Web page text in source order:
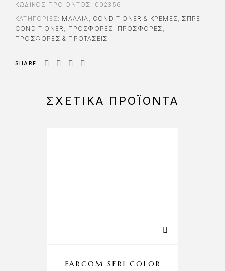
ΚΩΔΙΚΌΣ ΠΡΟΪΌΝΤΟΣ: 002356
ΚΑΤΗΓΟΡΊΕΣ: ΜΑΛΛΙΑ CONDITIONER & ΚΡΈΜΕΣ
ΣΠΡΈΙ
CONDITIONER
ΠΡΟΣΦΟΡΈΣ ΠΡΟΣΦΟΡΈΣ
ΠΡΟΣΦΟΡΕΣ & ΠΡΟΤΑΣΕΙΣ
SHARE
ΣΧΕΤΙΚΆ ΠΡΟΪΌΝΤΑ
FARCOM SERI COLOR